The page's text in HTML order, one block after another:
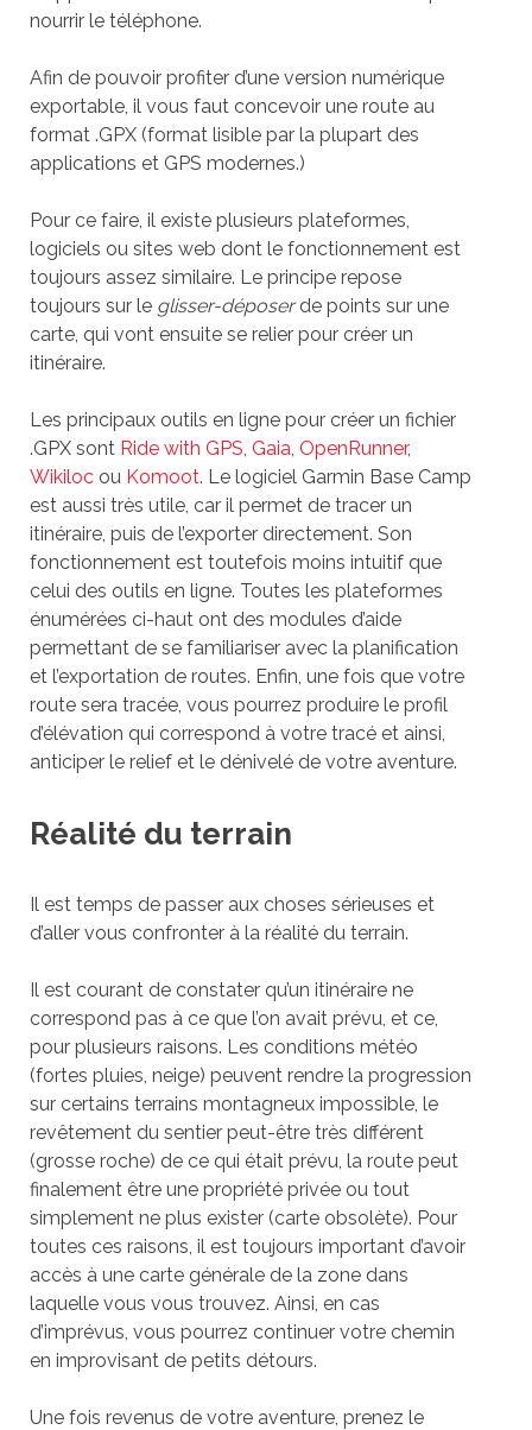
nourrir le téléphone.
Afin de pouvoir profiter d’une version numérique
exportable, il vous faut concevoir une route au
format .GPX (format lisible par la plupart des
applications et GPS modernes.)
Pour ce faire, il existe plusieurs plateformes,
logiciels ou sites web dont le fonctionnement est
toujours assez similaire. Le principe repose
toujours sur le glisser-déposerde points sur une
carte, qui vont ensuite se relier pour créer un
itinéraire.
Les principaux outils en ligne pour créer un fichier
.GPX sontRide with GPS, Gaia, OpenRunner,
Wikilocou Komoot. Le logiciel Garmin Base Camp
est aussi très utile, car il permet de tracer un
itinéraire, puis de l’exporter directement. Son
fonctionnement est toutefois moins intuitif que
celui des outils en ligne. Toutes les plateformes
énumérées ci-haut ont des modules d’aide
permettant de se familiariser avec la planification
et l’exportation de routes. Enfin, une fois que votre
route sera tracée, vous pourrez produire le profil
d’élévation qui correspond à votre tracé et ainsi,
anticiper le relief et le dénivelé de votre aventure.
Réalité du terrain
Il est temps de passer aux choses sérieuses et
d’aller vous confronter à la réalité du terrain.
Il est courant de constater qu’un itinéraire ne
correspond pas à ce que l’on avait prévu, et ce,
pour plusieurs raisons. Les conditions météo
(fortes pluies, neige) peuvent rendre la progression
sur certains terrains montagneux impossible, le
revêtement du sentier peut-être très différent
(grosse roche) de ce qui était prévu, la route peut
finalement être une propriété privée ou tout
simplement ne plus exister (carte obsolète). Pour
toutes ces raisons, il est toujours important d’avoir
accès à une carte générale de la zone dans
laquelle vous vous trouvez. Ainsi, en cas
d’imprévus, vous pourrez continuer votre chemin
en improvisant de petits détours.
Une fois revenus de votre aventure, prenez le